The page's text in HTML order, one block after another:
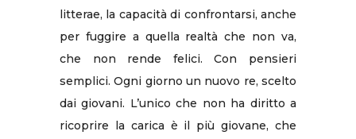
litterae, la capacità di confrontarsi, anche
per fuggire a quella realtà che non va,
che non rende felici. Con pensieri
semplici. Ogni giorno un nuovo re, scelto
dai giovani. L’unico che non ha diritto a
ricoprire la carica è il più giovane, che